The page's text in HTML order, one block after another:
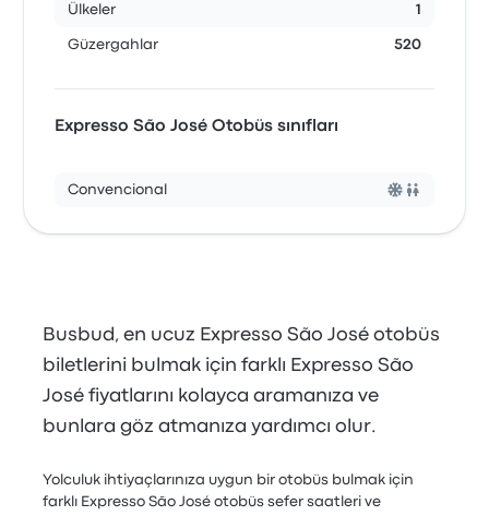
Ülkeler 1
Güzergahlar 520
Expresso São José Otobüs sınıfları
Convencional
Busbud, en ucuz Expresso São José otobüs
biletlerini bulmak için farklı Expresso São
José fiyatlarını kolayca aramanıza ve
bunlara göz atmanıza yardımcı olur.
Yolculuk ihtiyaçlarınıza uygun bir otobüs bulmak için
farklı Expresso São José otobüs sefer saatleri ve